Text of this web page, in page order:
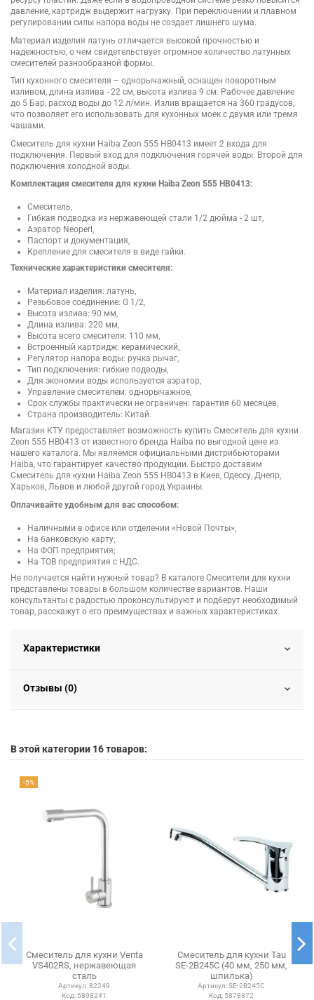
давление, картридж выдержит нагрузку. При переключении и плавном
регулировании силы напора воды не создает лишнего шума.
Материал изделия латунь отличается высокой прочностью и
надежностью, о чем свидетельствует огромное количество латунных
смесителей разнообразной формы.
Тип кухонного смесителя – однорычажный, оснащен поворотным
изливом, длина излива - 22 см, высота излива 9 см. Рабочее давление
до 5 Бар, расход воды до 12 л/мин. Излив вращается на 360 градусов,
что позволяет его использовать для кухонных моек с двумя или тремя
чашами.
Смеситель для кухни Haiba Zeon 555 HB0413 имеет 2 входа для
подключения. Первый вход для подключения горячей воды. Второй для
подключения холодной воды.
Комплектация смесителя для кухни Haiba Zeon 555 HB0413:
Смеситель,
Гибкая подводка из нержавеющей стали 1/2 дюйма - 2 шт,
Аэратор Neoperl,
Паспорт и документация,
Крепление для смесителя в виде гайки.
Технические характеристики смесителя:
Материал изделия: латунь,
Резьбовое соединение: G 1/2,
Высота излива: 90 мм,
Длина излива: 220 мм,
Высота всего смесителя: 110 мм,
Встроенный картридж: керамический,
Регулятор напора воды: ручка рычаг,
Тип подключения: гибкие подводы,
Для экономии воды используется аэратор,
Управление смесителем: однорычажное,
Срок службы практически не ограничен: гарантия 60 месяцев,
Страна производитель: Китай.
Магазин КТУ предоставляет возможность купить Смеситель для кухни
Zeon 555 HB0413 от известного бренда Haiba по выгодной цене из
нашего каталога. Мы являемся официальными дистрибьюторами
Haiba, что гарантирует качество продукции. Быстро доставим
Смеситель для кухни Haiba Zeon 555 HB0413 в Киев, Одессу, Днепр,
Харьков, Львов и любой другой город Украины.
Оплачивайте удобным для вас способом:
Наличными в офисе или отделении «Новой Почты»;
На банковскую карту;
На ФОП предприятия;
На ТОВ предприятия с НДС.
Не получается найти нужный товар? В каталоге Смесители для кухни
представлены товары в большом количестве вариантов. Наши
консультанты с радостью проконсультируют и подберут необходимый
товар, расскажут о его преимуществах и важных характеристиках.
Характеристики
Отзывы (0)
В этой категории 16 товаров:
-5%
Смеситель для кухни Venta
VS402RS, нержавеющая
сталь
Артикул:82249
Код: 5898241
Смеситель для кухни Tau
SE-2B245C (40 мм, 250 мм,
шпилька)
Артикул:SE-2B245C
Код: 5878872